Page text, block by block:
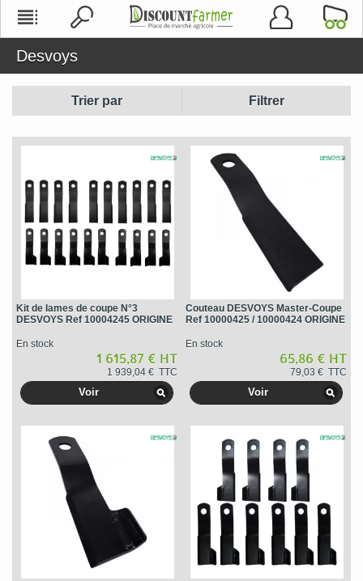
Desvoys
Trier par Filtrer
Kit de lames de coupe N°3
DESVOYS Ref 10004245 ORIGINE
En stock
1 615,87 € HT
1 939,04 € TTC
Voir
Couteau DESVOYS Master-Coupe
Ref 10000425 / 10000424 ORIGINE
En stock
65,86 € HT
79,03 € TTC
Voir